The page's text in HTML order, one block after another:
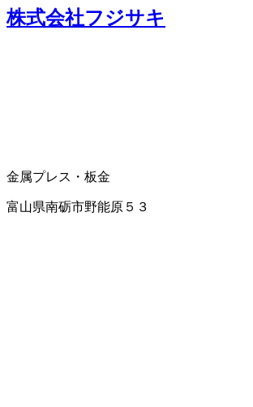
株式会社フジサキ
金属プレス・板金
富山県南砺市野能原５３